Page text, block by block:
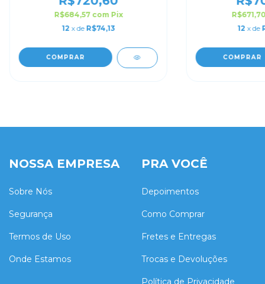
R$684,57 com Pix
12 x de R$74,13
COMPRAR
12 x de
COMPRAR
NOSSA EMPRESA
Sobre Nós
Segurança
Termos de Uso
Onde Estamos
PRA VOCÊ
Depoimentos
Como Comprar
Fretes e Entregas
Trocas e Devoluções
Política de Privacidade